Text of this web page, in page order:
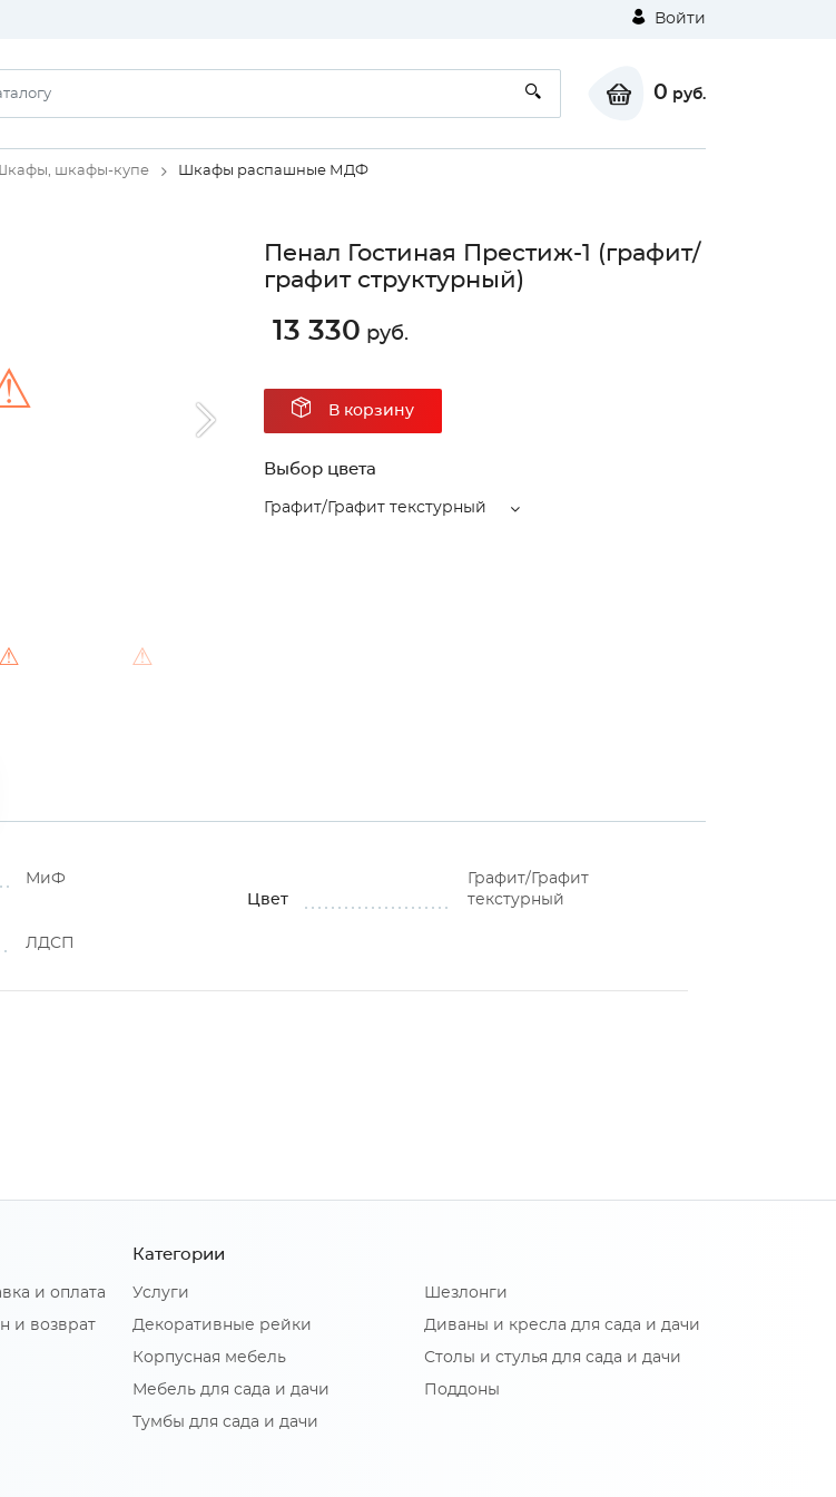
Войти
0 руб.
шкафы-купе Шкафы распашные МДФ
⚠ ⚠
⚠
Пенал Гостиная Престиж-1 (графит/
графит структурный)
13 330 руб.
В корзину
Выбор цвета
Графит/Графит текстурный
МиФ
Цвет
Графит/Графит
текстурный
ЛДСП
и оплата
и возврат
Категории
Услуги
Декоративные рейки
Корпусная мебель
Мебель для сада и дачи
Тумбы для сада и дачи
Шезлонги
Диваны и кресла для сада и дачи
Столы и стулья для сада и дачи
Поддоны